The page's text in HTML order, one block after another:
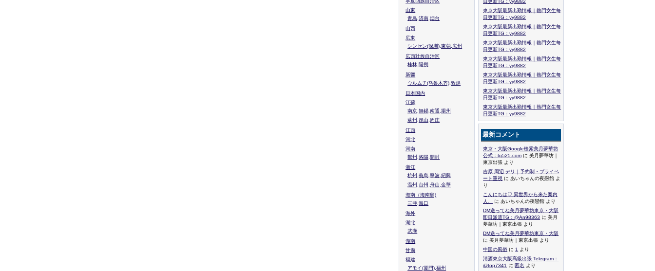
山東
青島,済南,烟台
山西
広東
シンセン(深圳),東莞,広州
広西壮族自治区
桂林,陽朔
新疆
ウルムチ(乌鲁木齐),敦煌
日本国内
江蘇
南京,無錫,南通,揚州
蘇州,昆山,周庄
江西
河北
河南
鄭州,洛陽,開封
浙江
杭州,義烏,寧波,紹興
温州,台州,舟山,金華
海南（海南島)
三亜,海口
海外
湖北
武漢
湖南
甘粛
福建
アモイ(厦門),福州
日更新TG：yy9882
東京大阪最新出勤情報｜熱門女生每
日更新TG：yy9882
東京大阪最新出勤情報｜熱門女生每
日更新TG：yy9882
東京大阪最新出勤情報｜熱門女生每
日更新TG：yy9882
東京大阪最新出勤情報｜熱門女生每
日更新TG：yy9882
東京大阪最新出勤情報｜熱門女生每
日更新TG：yy9882
東京大阪最新出勤情報｜熱門女生每
日更新TG：yy9882
東京大阪最新出勤情報｜熱門女生每
日更新TG：yy9882
最新コメント
東京・大阪Google檢索美月夢華坊
公式：tg525.com に 美月夢華坊｜
東京出張 より
吉原 周辺 デリ｜予約制・プライベ
ート重視 に あいちゃんの夜戀館 よ
り
こんにちは♡ 異世界から来た案内
人、
に あいちゃんの夜戀館 より
DM送ってね美月夢華坊東京・大阪
即日派遣TG：@An98363 に 美月
夢華坊｜東京出張 より
DM送ってね美月夢華坊東京・大阪
に 美月夢華坊｜東京出張 より
中国の風俗 に 1
より
清酒東京大阪高級出張 Telegram：
@top7341 に 匿名 より